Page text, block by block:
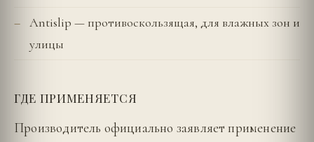
Antislip — противоскользящая, для влажных зон и
улицы
ГДЕ ПРИМЕНЯЕТСЯ
Производитель официально заявляет применение